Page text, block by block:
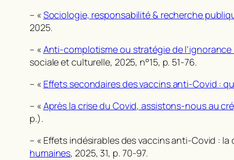
– « Sociologie, responsabilité & recherche
2025.
– « Anti-complotisme ou stratégie de l’ignorance
sociale et culturelle, 2025, n°15, p. 51-76.
– « Effets secondaires des vaccins anti-Covid :
– « Après la crise du Covid, assistons-nous au
p.).
– « Effets indésirables des vaccins anti-Covid :
humaines, 2025, 31, p. 70-97.